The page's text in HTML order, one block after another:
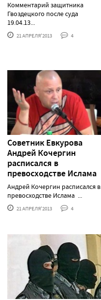
Комментарий защитника
Гвоздецкого после суда
19.04.13...
21 АПРЕЛЯ'2013 4
Советник Евкурова
Андрей Кочергин
расписался в
превосходстве Ислама
Андрей Кочергин расписался в
превосходстве Ислама ...
21 АПРЕЛЯ'2013 4